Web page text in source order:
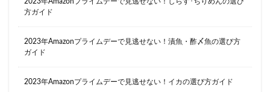
方ガイド
2023年Amazonプライムデーで見逃せない！漬魚・酢〆魚の選び方
ガイド
2023年Amazonプライムデーで見逃せない！イカの選び方ガイド